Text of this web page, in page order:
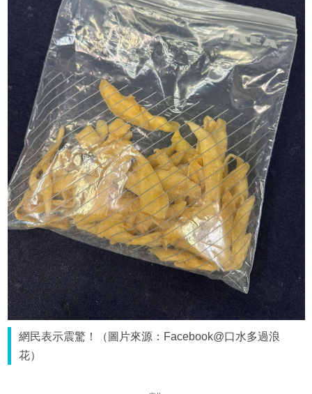
網民表示震驚！（圖片來源：Facebook@口水多過浪
花）